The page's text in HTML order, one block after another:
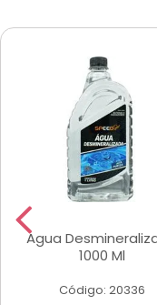
Agua
1000 Ml
Código: 20336